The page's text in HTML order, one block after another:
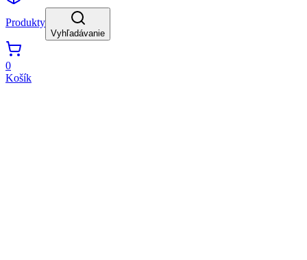
Produkty
Vyhľadávanie
0
Košík